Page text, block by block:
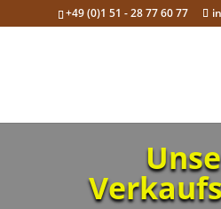
+49 (0)1 51 - 28 77 60 77